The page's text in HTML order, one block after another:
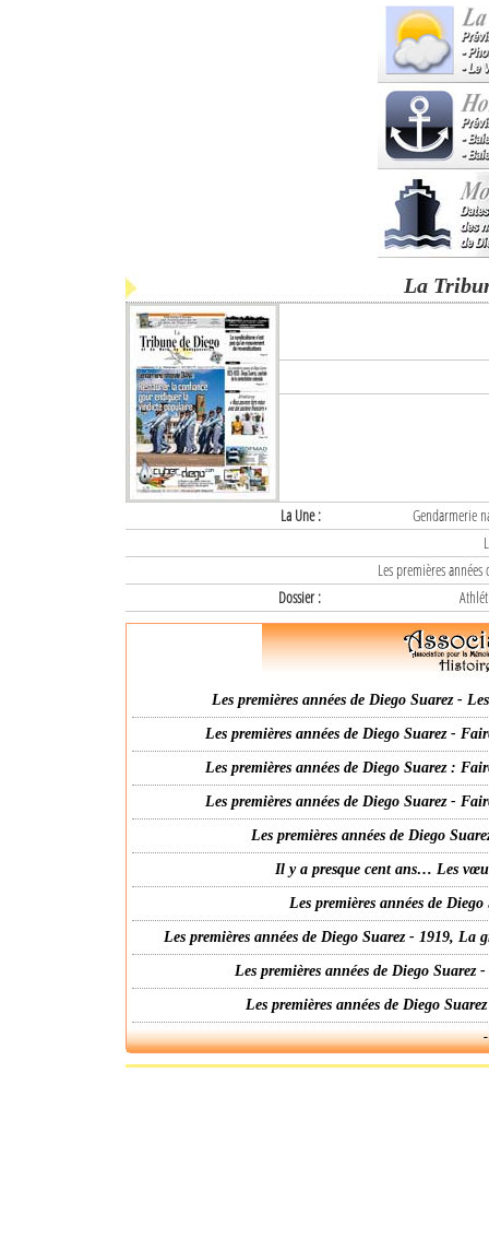
La
La Une :
Gendarmerie
Les premières
Dossier :
Les premières années de Diego Suarez -
Les premières années de Diego Suarez -
Les premières années de Diego Suarez :
Les premières années de Diego Suarez -
Les premières années de Diego
Il y a presque cent ans… Les
Les premières années de
Les premières années de Diego Suarez - 1919,
Les premières années de Diego
Les premières années de Diego